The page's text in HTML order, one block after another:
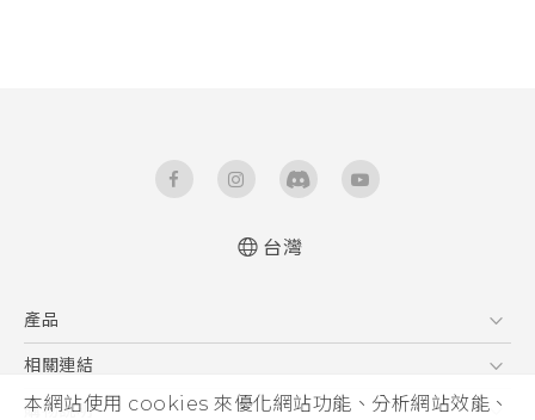
本網站使用 cookies 來優化網站功能、分析網站效能、
台灣
產品
5G
智慧型手機
相關連結
HTC Research
購物說明